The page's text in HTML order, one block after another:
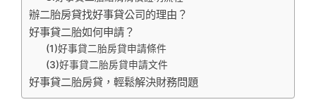
辦二胎房貸找好事貸公司的理由？
好事貸二胎如何申請？
(1)好事貸二胎房貸申請條件
(3)好事貸二胎房貸申請文件
好事貸二胎房貸，輕鬆解決財務問題